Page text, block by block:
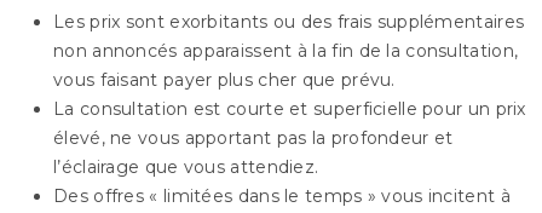
Les prix sont exorbitants ou des frais supplémentaires
non annoncés apparaissent à la fin de la consultation,
vous faisant payer plus cher que prévu.
La consultation est courte et superficielle pour un prix
élevé, ne vous apportant pas la profondeur et
l’éclairage que vous attendiez.
Des offres « limitées dans le temps » vous incitent à